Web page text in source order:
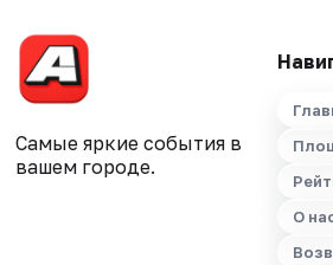
Самые яркие события в
вашем городе.
О